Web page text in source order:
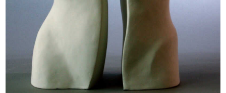
Ausschreibungen
Mitglied werden
Künstler:innen